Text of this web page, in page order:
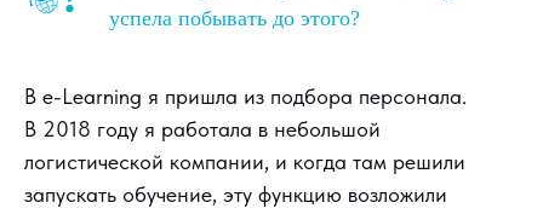
успела побывать до этого?
В e-Learning я пришла из подбора персонала.
В 2018 году я работала в небольшой
логистической компании, и когда там решили
запускать обучение, эту функцию возложили